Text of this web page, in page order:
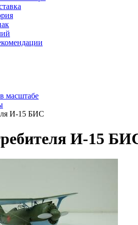
масштабе
И-15 БИС
И-15